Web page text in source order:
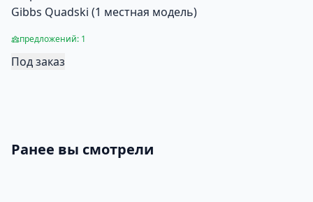
Gibbs Quadski (1 местная модель)
предложений: 1
Под заказ
Ранее вы смотрели